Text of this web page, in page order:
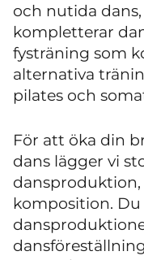
och nutida
kompletterar
fysträning som
alternativa
pilates och
För att öka din
dans lägger vi
komposition.